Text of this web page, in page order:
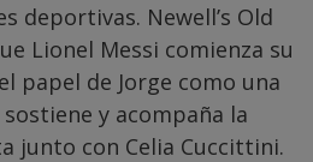
deportivas. Newell’s Old
Lionel Messi comienza su
papel de Jorge como una
y acompaña la
junto con Celia Cuccittini.